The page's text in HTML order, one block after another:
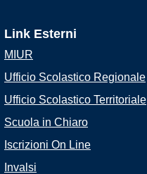
Link Esterni
MIUR
Ufficio Scolastico Regionale
Ufficio Scolastico Territoriale
Scuola in Chiaro
Iscrizioni On Line
Invalsi